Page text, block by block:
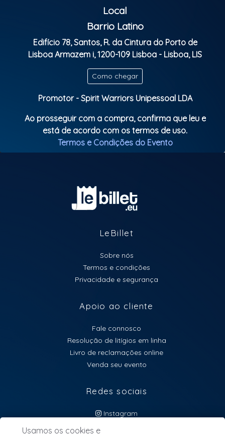
Data: 22 de fevereiro de 2025
Horário: A partir das 23h00
Classificação etária: +16
Local
Barrio Latino
Edifício 78, Santos, R. da Cintura do Porto de
Lisboa Armazem i, 1200-109 Lisboa - Lisboa, LIS
Como chegar
Promotor - Spirit Warriors Unipessoal LDA
Ao prosseguir com a compra, confirma que leu e
está de acordo com os termos de uso.
Termos e Condições do Evento
LeBillet
Sobre nós
Termos e condições
Privacidade e segurança
Apoio ao cliente
Fale connosco
Resolução de litígios em linha
Livro de reclamações online
Venda seu evento
Redes sociais
Instagram
atendimento@lebillet.eu
Usamos os cookies e